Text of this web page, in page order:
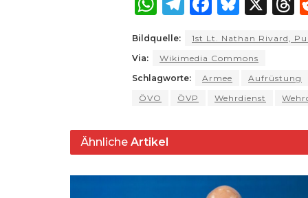
a
ts
A
p
e
g
ra
c
e
b
o
k
e
s
k
a
d
Bildquelle:
1st Lt. Nathan Rivard,
Via:
Wikimedia Commons
Schlagworte:
Armee Aufrüstung
ÖVO
ÖVP Wehrdienst
Ähnliche Artikel